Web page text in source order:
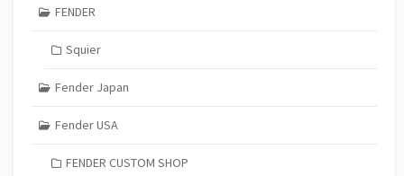
FENDER
Squier
Fender Japan
Fender USA
FENDER CUSTOM SHOP